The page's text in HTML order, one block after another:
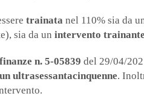
trainata nel 110% sia da
sia da un intervento
n. 5-05839 del 29/04/
ultrasessantacinquenne.